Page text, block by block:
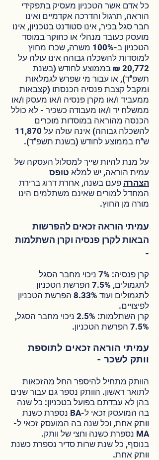
כל אדם אשר הטכניון מעסיק בתפקידי
הוראה, תרגול והדרכה אקדמיים ואינו
חבר סגל בכיר, אינו סטודנט בטכניון, אינו
מועסק כעובד מנהלי או כחוקר במוסד
הטכניון ב-100% משרה, שכרו מחוץ
למוסדות להשכלה גבוהה אינו עולה על
20,772 ₪ בממוצע לחודש (בשנת
תשפ"ד), או עבור מי שפרש לגמלאות
ומקבל קצבת פנסיה הכנסתו (קצבאות
ממעביד ו/או מקרן פנסיה ו/או מעסק ו/או
ממשלח יד ו/או מעבודה כשכיר - לא כולל
הכנסה מהוראה במוסדות מוכרים
להשכלה גבוהה) אינה עולה על 11,870
ש"ח בממוצע לחודש (בשנת תשפ"ד).
על מנת להיות שייך למסלול העסקה של
עמית הוראה, יש למלא טופס
הצהרה פעם בשנה, אחרת דרוג ברירת
המחדל למורים שאינם משתלמים הינו
מורה מן החוץ.
עמיתי הוראה זכאים להפרשות
הבאות לקרן פנסיה וקרן השתלמות
-
קרן פנסיה: 7% ניכוי מחבר הסגל
לתגמולים, 7.5% הפרשת הטכניון
לתגמולים ועוד 8.33% הפרשת הטכניון
לפיצויים.
קרן השתלמות: 2.5% ניכוי מחבר הסגל,
7.5% הפרשת הטכניון.
עמיתי הוראה זכאים לתוספת
וותק לשכר -
הוותק מתחיל להיספר החל מהזכאות
לתואר ראשון. הוותק נספר גם עבור שנים
בהן לא עבדתם בפועל בטכניון: כל שנה
בה המועסק זכאי ל-BA נספרת כשנת
וותק אחת, וכל שנה בה המועסק זכאי ל-
MA נספרת כשנה וחצי של וותק.
בנוסף, כל שנת שרות סדיר נספרת כשנת
וותק אחת.